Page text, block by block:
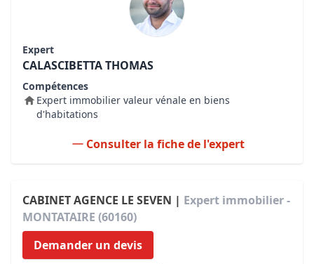
Expert
CALASCIBETTA THOMAS
Compétences
Expert immobilier valeur vénale en biens
d'habitations
Consulter la fiche de l'expert
CABINET AGENCE LE SEVEN | Expert immobilier -
MONTATAIRE (60160)
Demander un devis